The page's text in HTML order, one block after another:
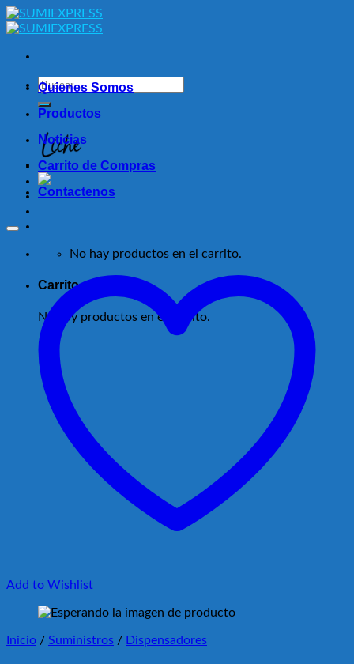
Skip
to
Buscar
por:
No hay productos en el carrito.
Carrito
No hay productos en el carrito.
Quienes Somos
Productos
Noticias
Carrito de Compras
Contactenos
Add to Wishlist
Inicio / Suministros / Dispensadores